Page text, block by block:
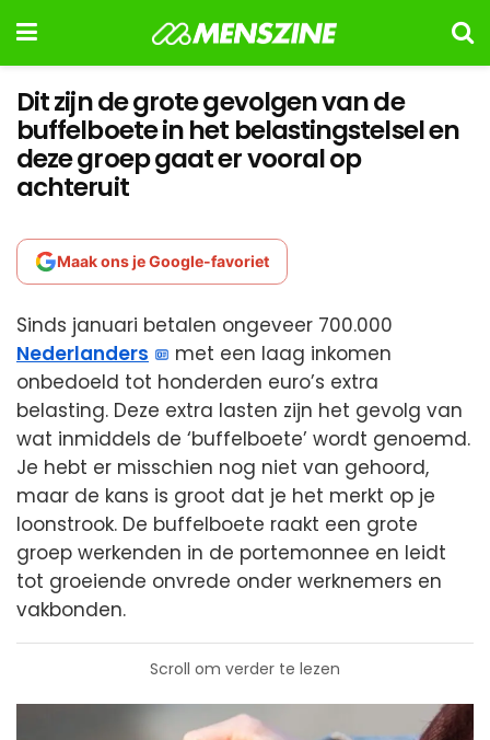
Dit zijn de grote gevolgen van de
buffelboete in het belastingstelsel en
deze groep gaat er vooral op
achteruit
Maak ons je Google-favoriet
Sinds januari betalen ongeveer 700.000
Nederlanders
met een laag inkomen
onbedoeld tot honderden euro’s extra
belasting. Deze extra lasten zijn het gevolg van
wat inmiddels de ‘buffelboete’ wordt genoemd.
Je hebt er misschien nog niet van gehoord,
maar de kans is groot dat je het merkt op je
loonstrook. De buffelboete raakt een grote
groep werkenden in de portemonnee en leidt
tot groeiende onvrede onder werknemers en
vakbonden.
Scroll om verder te lezen